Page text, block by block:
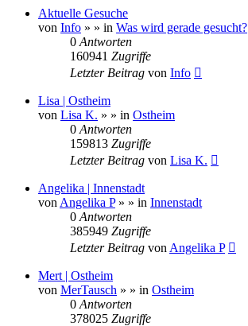
Aktuelle Gesuche
von Info » » in Was wird gerade gesucht?
0 Antworten
160941 Zugriffe
Letzter Beitrag von Info
Lisa | Ostheim
von Lisa K. » » in Ostheim
0 Antworten
159813 Zugriffe
Letzter Beitrag von Lisa K.
Angelika | Innenstadt
von Angelika P» » in Innenstadt
0 Antworten
385949 Zugriffe
Letzter Beitrag von Angelika P
Mert | Ostheim
von MerTausch » » in Ostheim
0 Antworten
378025 Zugriffe